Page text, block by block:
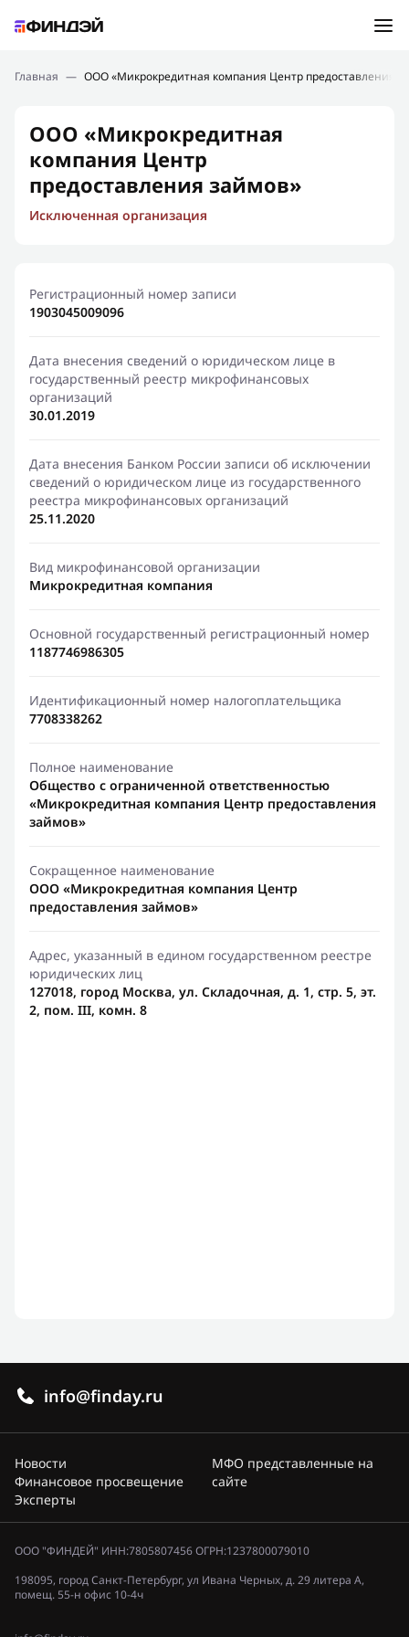
Подбор займа
Новости
Финансовое просвещение
Главная — ООО «Микрокредитная компания Центр предоставления
ООО «Микрокредитная
компания Центр
предоставления займов»
Исключенная организация
Регистрационный номер записи
1903045009096
Дата внесения сведений о юридическом лице в
государственный реестр микрофинансовых
организаций
30.01.2019
Дата внесения Банком России записи об исключении
сведений о юридическом лице из государственного
реестра микрофинансовых организаций
25.11.2020
Вид микрофинансовой организации
Микрокредитная компания
Основной государственный регистрационный номер
1187746986305
Идентификационный номер налогоплательщика
7708338262
Полное наименование
Общество с ограниченной ответственностью
«Микрокредитная компания Центр предоставления
займов»
Сокращенное наименование
ООО «Микрокредитная компания Центр
предоставления займов»
Адрес, указанный в едином государственном реестре
юридических лиц
127018, город Москва, ул. Складочная, д. 1, стр. 5, эт.
2, пом. III, комн. 8
info@finday.ru
Новости
Финансовое просвещение
Эксперты
МФО представленные на
сайте
ООО "ФИНДЕЙ" ИНН:7805807456 ОГРН:1237800079010
198095, город Санкт-Петербург, ул Ивана Черных, д. 29 литера А,
помещ. 55-н офис 10-4ч
Ошибка:Контактная форма не найдена.
Спасибо, что написали нам
Мы свяжемся с Вами в ближайшее время и сообщим
результат
Отправить новый запрос